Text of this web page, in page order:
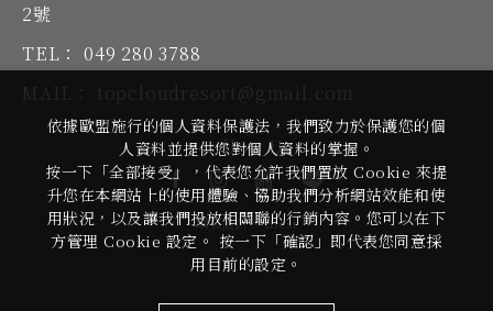
2號
TEL： 049 280 3788
Follow Us
網頁設計 - iBest
依據歐盟施行的個人資料保護法，我們致力於保護您的個
人資料並提供您對個人資料的掌握。
按一下「全部接受」，代表您允許我們置放 Cookie 來提
升您在本網站上的使用體驗、協助我們分析網站效能和使
用狀況，以及讓我們投放相關聯的行銷內容。您可以在下
方管理 Cookie 設定。 按一下「確認」即代表您同意採
用目前的設定。